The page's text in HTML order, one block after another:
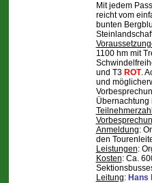
Mit jedem
reicht vom
bunten
1100 hm mit
und T3 ROT.
und
Übernachtung
Anmeldung:
den
Leistungen:
Kosten: Ca.
Leitung: Hans